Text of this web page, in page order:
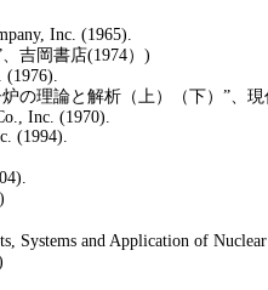
Inc. (1965).
吉岡書店(1974）)
の理論と解析（上）（下）”、現
Inc. (1970).
(1994).
and Application of